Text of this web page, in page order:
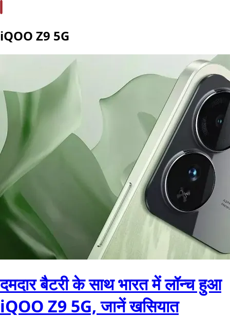
iQOO Z9 5G
दमदार बैटरी के साथ भारत में लॉन्च हुआ
iQOO Z9 5G, जानें खसियात